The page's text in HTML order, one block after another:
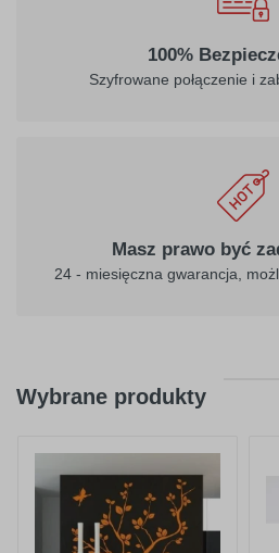
100%
Szyfrowane połączenie i
Masz prawo być
24 - miesięczna gwarancja,
Wybrane produkty